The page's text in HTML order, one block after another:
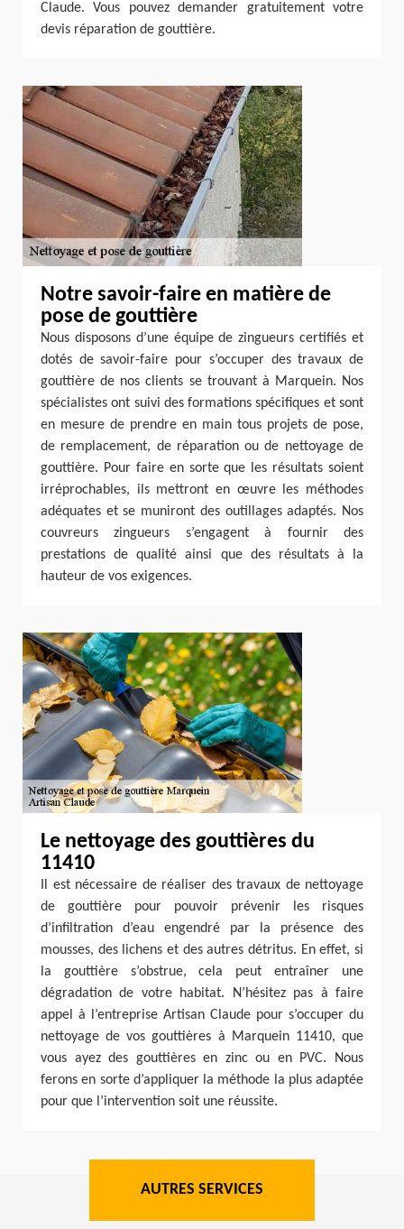
Claude. Vous pouvez demander gratuitement votre
devis réparation de gouttière.
Notre savoir-faire en matière de
pose de gouttière
Nous disposons d’une équipe de zingueurs certifiés et
dotés de savoir-faire pour s’occuper des travaux de
gouttière de nos clients se trouvant à Marquein. Nos
spécialistes ont suivi des formations spécifiques et sont
en mesure de prendre en main tous projets de pose,
de remplacement, de réparation ou de nettoyage de
gouttière. Pour faire en sorte que les résultats soient
irréprochables, ils mettront en œuvre les méthodes
adéquates et se muniront des outillages adaptés. Nos
couvreurs zingueurs s’engagent à fournir des
prestations de qualité ainsi que des résultats à la
hauteur de vos exigences.
Le nettoyage des gouttières du
11410
Il est nécessaire de réaliser des travaux de nettoyage
de gouttière pour pouvoir prévenir les risques
d’infiltration d’eau engendré par la présence des
mousses, des lichens et des autres détritus. En effet, si
la gouttière s’obstrue, cela peut entraîner une
dégradation de votre habitat. N’hésitez pas à faire
appel à l’entreprise Artisan Claude pour s’occuper du
nettoyage de vos gouttières à Marquein 11410, que
vous ayez des gouttières en zinc ou en PVC. Nous
ferons en sorte d’appliquer la méthode la plus adaptée
pour que l’intervention soit une réussite.
AUTRES SERVICES